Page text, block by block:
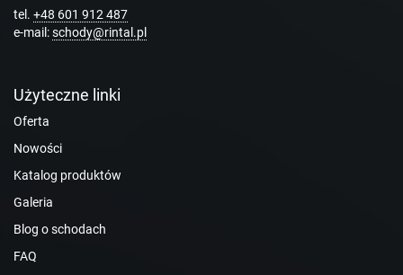
tel. +48 601 912 487
e-mail:schody@rintal.pl
Użyteczne linki
Oferta
Nowości
Katalog produktów
Galeria
Blog o schodach
FAQ